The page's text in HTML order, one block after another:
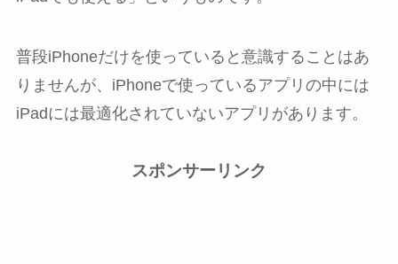
普段iPhoneだけを使っていると意識することはあ
りませんが、iPhoneで使っているアプリの中には
iPadには最適化されていないアプリがあります。
スポンサーリンク